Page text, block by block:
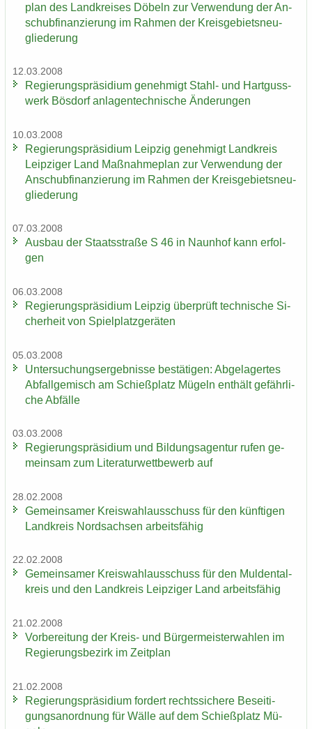
plan des Land­krei­ses Dö­beln zur Ver­wen­dung der An­
schub­fi­nan­zie­rung im Rah­men der Kreis­ge­biets­neu­
glie­de­rung
12.03.2008
Re­gie­rungs­prä­si­di­um ge­neh­migt Stahl-​ und Hart­guss­
werk Bös­dorf an­la­gen­tech­ni­sche Än­de­run­gen
10.03.2008
Re­gie­rungs­prä­si­di­um Leip­zig ge­neh­migt Land­kreis
Leip­zi­ger Land Maß­nah­me­plan zur Ver­wen­dung der
An­schub­fi­nan­zie­rung im Rah­men der Kreis­ge­biets­neu­
glie­de­rung
07.03.2008
Aus­bau der Staats­stra­ße S 46 in Naun­hof kann er­fol­
gen
06.03.2008
Re­gie­rungs­prä­si­di­um Leip­zig über­prüft tech­ni­sche Si­
cher­heit von Spiel­platz­ge­rä­ten
05.03.2008
Un­ter­su­chungs­er­geb­nis­se be­stä­ti­gen: Ab­ge­la­ger­tes
Ab­fall­ge­misch am Schieß­platz Mü­geln ent­hält ge­fähr­li­
che Ab­fäl­le
03.03.2008
Re­gie­rungs­prä­si­di­um und Bil­dungs­agen­tur rufen ge­
mein­sam zum Li­te­ra­tur­wett­be­werb auf
28.02.2008
Ge­mein­sa­mer Kreis­wahl­aus­schuss für den künf­ti­gen
Land­kreis Nord­sach­sen ar­beits­fä­hig
22.02.2008
Ge­mein­sa­mer Kreis­wahl­aus­schuss für den Mul­den­tal­
kreis und den Land­kreis Leip­zi­ger Land ar­beits­fä­hig
21.02.2008
Vor­be­rei­tung der Kreis-​ und Bür­ger­meis­ter­wah­len im
Re­gie­rungs­be­zirk im Zeit­plan
21.02.2008
Re­gie­rungs­prä­si­di­um for­dert rechts­si­che­re Be­sei­ti­
gungs­an­ord­nung für Wälle auf dem Schieß­platz Mü­